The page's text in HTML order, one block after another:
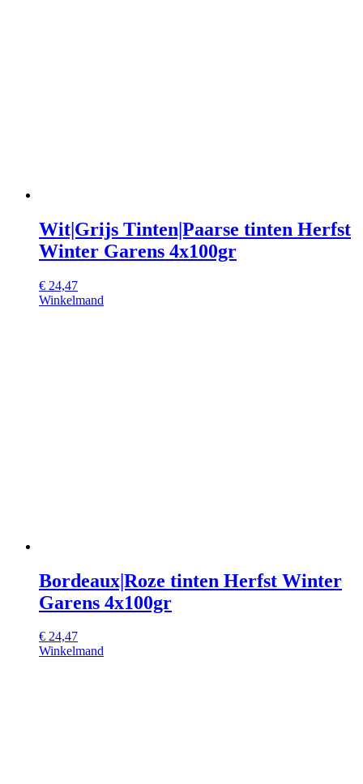
Wit|Grijs Tinten|Paarse tinten Herfst
Winter Garens 4x100gr
€ 24,47
Winkelmand
Bordeaux|Roze tinten Herfst Winter
Garens 4x100gr
€ 24,47
Winkelmand